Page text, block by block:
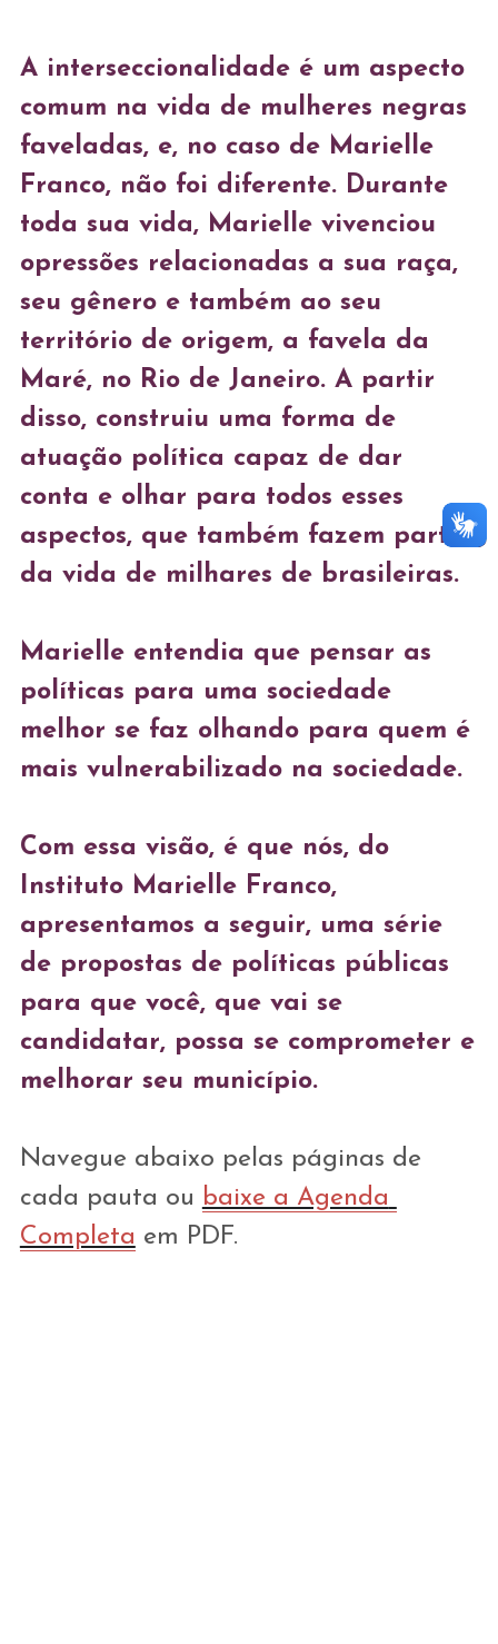
A interseccionalidade é um aspecto
comum na vida de mulheres negras
faveladas, e, no caso de Marielle
Franco, não foi diferente. Durante
toda sua vida, Marielle vivenciou
opressões relacionadas a sua raça,
seu gênero e também ao seu
território de origem, a favela da
Maré, no Rio de Janeiro. A partir
disso, construiu uma forma de
atuação política capaz de dar
conta e olhar para todos esses
aspectos, que também fazem parte
da vida de milhares de brasileiras.
Marielle entendia que pensar as
políticas para uma sociedade
melhor se faz olhando para quem é
mais vulnerabilizado na sociedade.
Com essa visão, é que nós, do
Instituto Marielle Franco,
apresentamos a seguir, uma série
de propostas de políticas públicas
para que você, que vai se
candidatar, possa se comprometer e
melhorar seu município.
Navegue abaixo pelas páginas de
cada pauta ou baixe a Agenda
Completa em PDF.